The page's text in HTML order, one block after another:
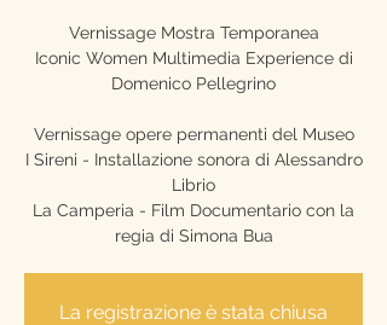
Vernissage Mostra Temporanea
Iconic Women Multimedia Experience di
Domenico Pellegrino
Vernissage opere permanenti del Museo
I Sireni - Installazione sonora di Alessandro
Librio
La Camperia - Film Documentario con la
regia di Simona Bua
La registrazione è stata chiusa